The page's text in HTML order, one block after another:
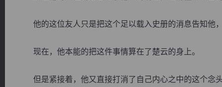
他的这位友人只是把这个足以载入史册的消息告知他
现在，他本能的把这件事情算在了楚云的身上。
但是紧接着，他又直接打消了自己内心之中的这个念